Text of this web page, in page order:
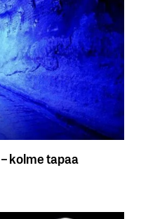
kolme tapaa